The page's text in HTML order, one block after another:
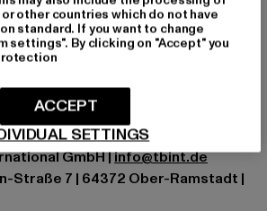
100% Polyester
GmbH |info@tbint.de
Straße 7 | 64372 Ober-Ramstadt |
other countries which do not have
standard. If you want to change
settings". By clicking on "Accept" you
SETTINGS
ACCEPT